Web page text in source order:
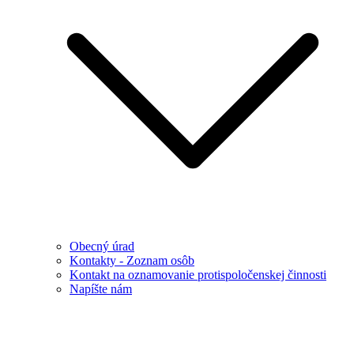
Obecný úrad
Kontakty - Zoznam osôb
Kontakt na oznamovanie protispoločenskej činnosti
Napíšte nám